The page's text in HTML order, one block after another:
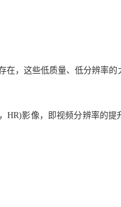
，这些低质量、低分辨率的
HR)影像，即视频分辨率的